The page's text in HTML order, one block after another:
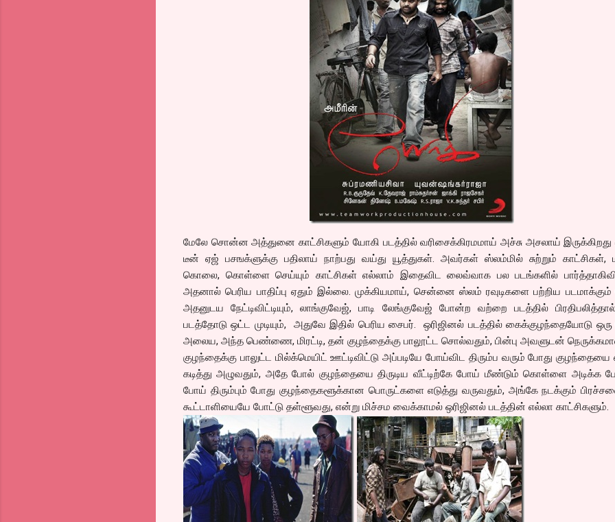
மேலே சொன்ன அத்துனை காட்சிகளும் யோகி படத்தில் வரிசைக்கிரமமாய் அச்சு அசலாய்
டீன் ஏஜ் பசஙக்ளுக்கு பதிலாய் நாற்பது வய்து யூத்துகள். அவர்கள் ஸ்லம்மில் சுற்றும் காட்சிகள்,
கொலை, கொள்ளை செய்யும் காட்சிகள் எல்லாம் இதைவிட லைவ்வாக பல படங்களில்
அதனால் பெரிய பாதிப்பு ஏதும் இல்லை. முக்கியமாய், சென்னை ஸ்லம் ரவுடிகளை பற்றிய படமாக்கும்
அதனுடய நேட்டிவிட்டியும், லாங்குவேஜ், பாடி லேங்குவேஜ் போன்ற வற்றை படத்தில்
படத்தோடு ஒட்ட முடியும், அதுவே இதில் பெரிய சைபர். ஒரிஜினல் படத்தில் கைக்குழந்தையோடு
அலைய, அந்த பெண்ணை, மிரட்டி, தன் குழந்தைக்கு பாலூட்ட சொல்வதும், பின்பு அவளுடன்
குழந்தைக்கு பாலுட்ட மில்க்மெயிட் ஊட்டிவிட்டு அப்படியே போய்விட திரும்ப வரும் போது குழந்தையை
கடித்து அழுவதும், அதே போல் குழந்தையை திருடிய வீட்டிற்கே போய் மீண்டும் கொள்ளை அடிக்க
போய் திரும்பும் போது குழந்தைகளூக்கான பொருட்களை எடுத்து வருவதும், அங்கே நடக்கும்
கூட்டாளியையே போட்டு தள்ளூவது, என்று மிச்சம வைக்காமல் ஒரிஜினல் படத்தின் எல்லா காட்சிகளும்.